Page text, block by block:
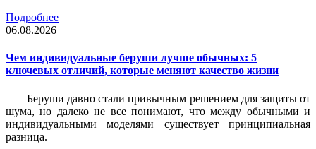
Подробнее
06.08.2026
Чем индивидуальные беруши лучше обычных: 5
ключевых отличий, которые меняют качество жизни
Беруши давно стали привычным решением для защиты от
шума, но далеко не все понимают, что между обычными и
индивидуальными моделями существует принципиальная
разница.